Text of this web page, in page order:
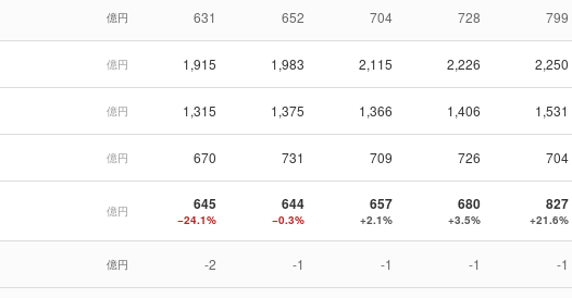
億円 631 652 704 728 799
億円 1,915 1,983 2,115 2,226 2,250
億円 1,315 1,375 1,366 1,406 1,531
億円 670 731 709 726 704
億円 645
−24.1%
644
−0.3%
657
+2.1%
680
+3.5%
827
+21.6%
億円 -2 -1 -1 -1 -1